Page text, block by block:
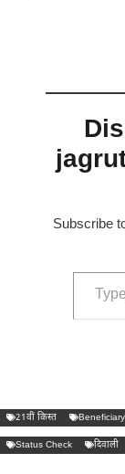
Subscribe
Type your
21वीं किस्त
Status Check दिवाली